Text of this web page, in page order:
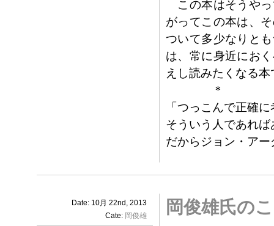
この本はそうやっ
がってこの本は、
ついて多少なりと
は、常に身近にお
えし読みたくなる本
＊
「つっこんで正確
そういう人であれ
だからジョン・ア
Date: 10月 22nd, 2013
Cate: 岡俊雄 岡俊雄氏の